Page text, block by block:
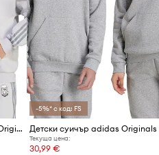
Детски памучен суичър adidas Originals
-5%* с код: FS
Текуща цена:
30,99 €